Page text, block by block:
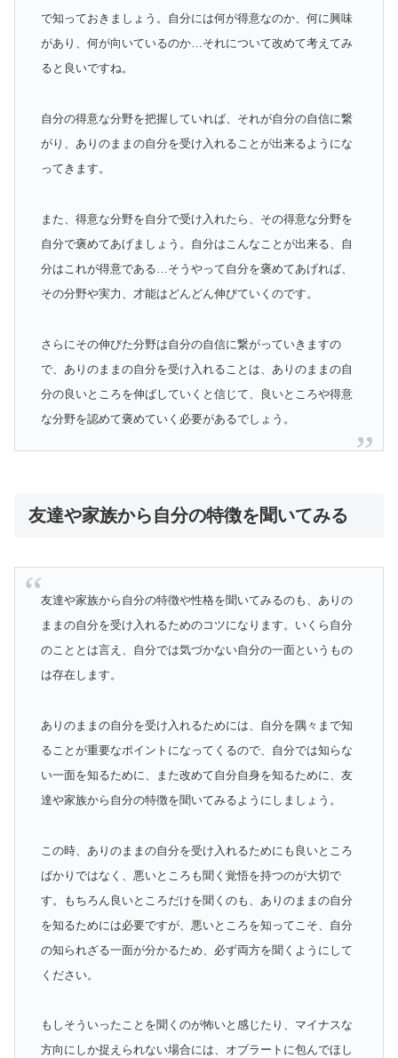
で知っておきましょう。自分には何が得意なのか、何に興味
があり、何が向いているのか…それについて改めて考えてみ
ると良いですね。
自分の得意な分野を把握していれば、それが自分の自信に繋
がり、ありのままの自分を受け入れることが出来るようにな
ってきます。
また、得意な分野を自分で受け入れたら、その得意な分野を
自分で褒めてあげましょう。自分はこんなことが出来る、自
分はこれが得意である…そうやって自分を褒めてあげれば、
その分野や実力、才能はどんどん伸びていくのです。
さらにその伸びた分野は自分の自信に繋がっていきますの
で、ありのままの自分を受け入れることは、ありのままの自
分の良いところを伸ばしていくと信じて、良いところや得意
な分野を認めて褒めていく必要があるでしょう。
友達や家族から自分の特徴を聞いてみる
友達や家族から自分の特徴や性格を聞いてみるのも、ありの
ままの自分を受け入れるためのコツになります。いくら自分
のこととは言え、自分では気づかない自分の一面というもの
は存在します。
ありのままの自分を受け入れるためには、自分を隅々まで知
ることが重要なポイントになってくるので、自分では知らな
い一面を知るために、また改めて自分自身を知るために、友
達や家族から自分の特徴を聞いてみるようにしましょう。
この時、ありのままの自分を受け入れるためにも良いところ
ばかりではなく、悪いところも聞く覚悟を持つのが大切で
す。もちろん良いところだけを聞くのも、ありのままの自分
を知るためには必要ですが、悪いところを知ってこそ、自分
の知られざる一面が分かるため、必ず両方を聞くようにして
ください。
もしそういったことを聞くのが怖いと感じたり、マイナスな
方向にしか捉えられない場合には、オブラートに包んでほし